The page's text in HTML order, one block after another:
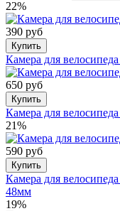
22%
390 руб
Купить
Камера для
650 руб
Купить
Камера для
21%
590 руб
Купить
Камера для
48мм
19%